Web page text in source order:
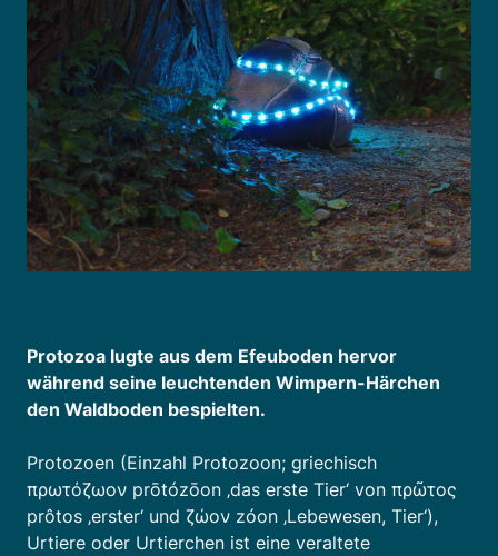
Protozoa lugte aus dem Efeuboden hervor
während seine leuchtenden Wimpern-Härchen
den Waldboden bespielten.
Protozoen (Einzahl Protozoon; griechisch
πρωτόζωον prōtózōon ‚das erste Tier‘ von πρῶτος
prôtos ‚erster‘ und ζώον zóon ‚Lebewesen, Tier‘),
Urtiere oder Urtierchen ist eine veraltete